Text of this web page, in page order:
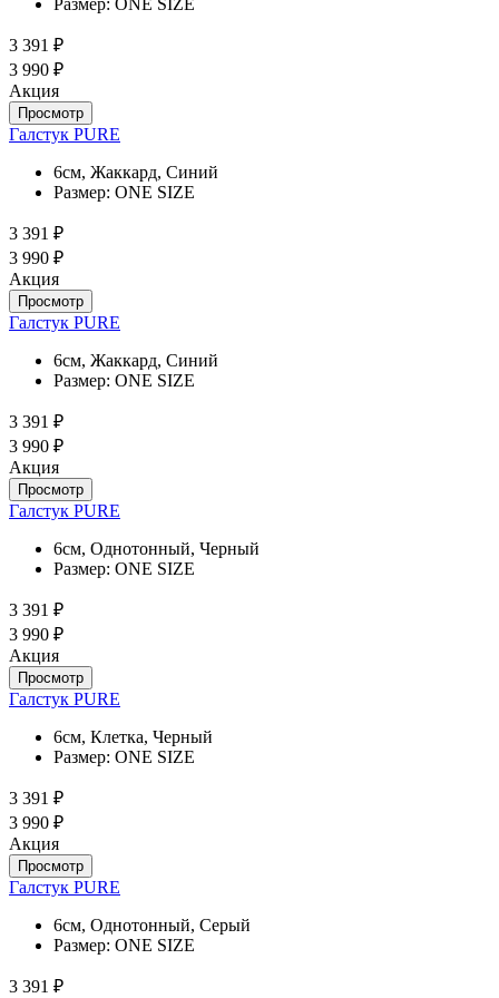
3 391 ₽
3 990 ₽
Акция
Просмотр
Галстук PURE
6см, Жаккард, Синий
Размер: ONE SIZE
3 391 ₽
3 990 ₽
Акция
Просмотр
Галстук PURE
6см, Жаккард, Синий
Размер: ONE SIZE
3 391 ₽
3 990 ₽
Акция
Просмотр
Галстук PURE
6см, Однотонный, Черный
Размер: ONE SIZE
3 391 ₽
3 990 ₽
Акция
Просмотр
Галстук PURE
6см, Клетка, Черный
Размер: ONE SIZE
3 391 ₽
3 990 ₽
Акция
Просмотр
Галстук PURE
6см, Однотонный, Серый
Размер: ONE SIZE
3 391 ₽